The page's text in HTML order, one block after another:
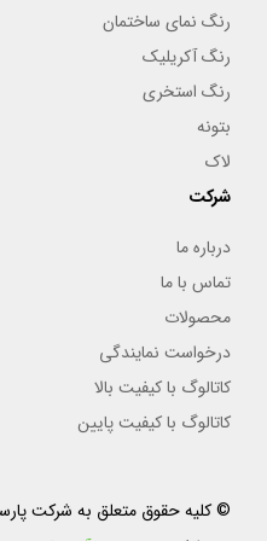
رنگ نمای ساختمان
رنگ آکریلیک
رنگ استخری
بتونه
لاک
شرکت
درباره ما
تماس با ما
محصولات
درخواست نمایندگی
کاتالوگ با کیفیت بالا
کاتالوگ با کیفیت پایین
© کلیه حقوق متعلق به شرکت